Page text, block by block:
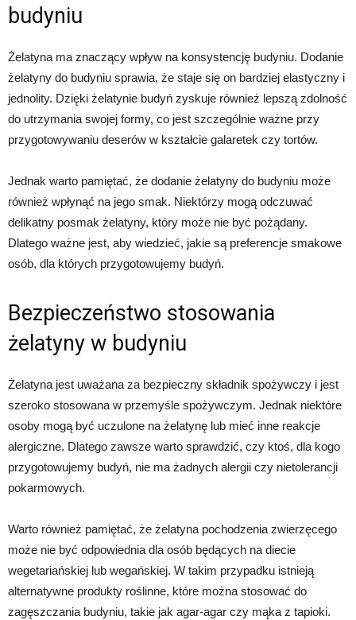
budyniu
Żelatyna ma znaczący wpływ na konsystencję budyniu. Dodanie
żelatyny do budyniu sprawia, że staje się on bardziej elastyczny i
jednolity. Dzięki żelatynie budyń zyskuje również lepszą zdolność
do utrzymania swojej formy, co jest szczególnie ważne przy
przygotowywaniu deserów w kształcie galaretek czy tortów.
Jednak warto pamiętać, że dodanie żelatyny do budyniu może
również wpłynąć na jego smak. Niektórzy mogą odczuwać
delikatny posmak żelatyny, który może nie być pożądany.
Dlatego ważne jest, aby wiedzieć, jakie są preferencje smakowe
osób, dla których przygotowujemy budyń.
Bezpieczeństwo stosowania
żelatyny w budyniu
Żelatyna jest uważana za bezpieczny składnik spożywczy i jest
szeroko stosowana w przemyśle spożywczym. Jednak niektóre
osoby mogą być uczulone na żelatynę lub mieć inne reakcje
alergiczne. Dlatego zawsze warto sprawdzić, czy ktoś, dla kogo
przygotowujemy budyń, nie ma żadnych alergii czy nietolerancji
pokarmowych.
Warto również pamiętać, że żelatyna pochodzenia zwierzęcego
może nie być odpowiednia dla osób będących na diecie
wegetariańskiej lub wegańskiej. W takim przypadku istnieją
alternatywne produkty roślinne, które można stosować do
zagęszczania budyniu, takie jak agar-agar czy mąka z tapioki.